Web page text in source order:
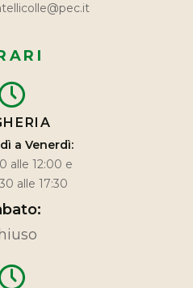
a Venerdì:
alle 12:00 e
alle 17:30